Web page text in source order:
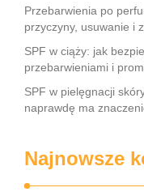
Przebarwienia po
przyczyny, usuwanie i
SPF w ciąży: jak
przebarwieniami i
SPF w pielęgnacji
naprawdę ma
Najnowsze